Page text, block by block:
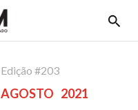
5
Edição #203
AGOSTO 2021